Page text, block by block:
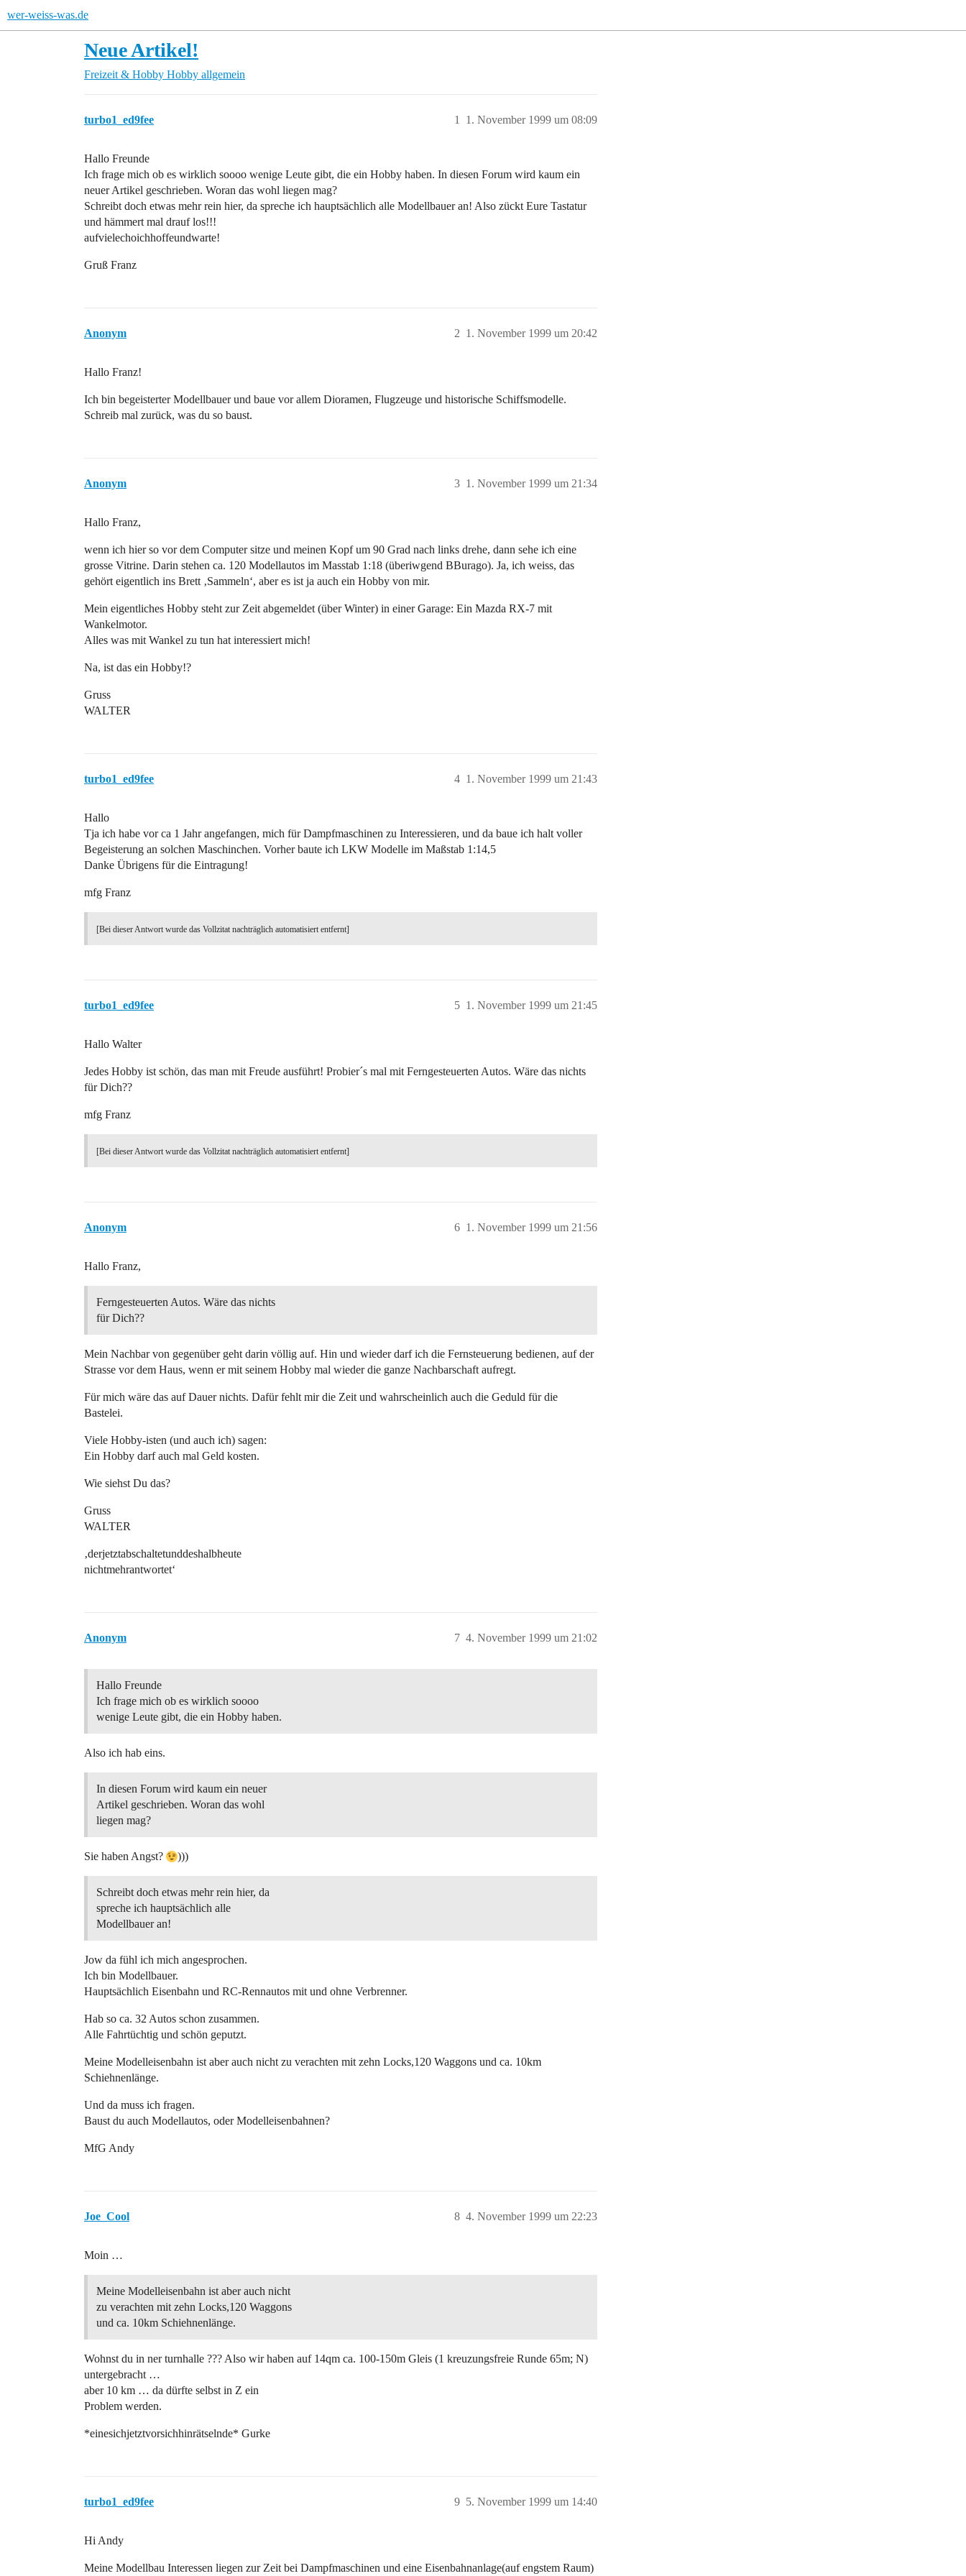
wer-weiss-was.de
Neue Artikel!
Freizeit & Hobby Hobby allgemein
turbo1_ed9fee 1. November 1999 um 08:09
1
Hallo Freunde
Ich frage mich ob es wirklich soooo wenige Leute gibt, die ein Hobby haben. In diesen Forum wird kaum ein
neuer Artikel geschrieben. Woran das wohl liegen mag?
Schreibt doch etwas mehr rein hier, da spreche ich hauptsächlich alle Modellbauer an! Also zückt Eure Tastatur
und hämmert mal drauf los!!!
aufvielechoichhoffeundwarte!
Gruß Franz
Anonym 1. November 1999 um 20:42
2
Hallo Franz!
Ich bin begeisterter Modellbauer und baue vor allem Dioramen, Flugzeuge und historische Schiffsmodelle.
Schreib mal zurück, was du so baust.
Anonym 1. November 1999 um 21:34
3
Hallo Franz,
wenn ich hier so vor dem Computer sitze und meinen Kopf um 90 Grad nach links drehe, dann sehe ich eine
grosse Vitrine. Darin stehen ca. 120 Modellautos im Masstab 1:18 (überiwgend BBurago). Ja, ich weiss, das
gehört eigentlich ins Brett ‚Sammeln‘, aber es ist ja auch ein Hobby von mir.
Mein eigentliches Hobby steht zur Zeit abgemeldet (über Winter) in einer Garage: Ein Mazda RX-7 mit
Wankelmotor.
Alles was mit Wankel zu tun hat interessiert mich!
Na, ist das ein Hobby!?
Gruss
WALTER
turbo1_ed9fee 1. November 1999 um 21:43
4
Hallo
Tja ich habe vor ca 1 Jahr angefangen, mich für Dampfmaschinen zu Interessieren, und da baue ich halt voller
Begeisterung an solchen Maschinchen. Vorher baute ich LKW Modelle im Maßstab 1:14,5
Danke Übrigens für die Eintragung!
mfg Franz
[Bei dieser Antwort wurde das Vollzitat nachträglich automatisiert entfernt]
turbo1_ed9fee 1. November 1999 um 21:45
5
Hallo Walter
Jedes Hobby ist schön, das man mit Freude ausführt! Probier´s mal mit Ferngesteuerten Autos. Wäre das nichts
für Dich??
mfg Franz
[Bei dieser Antwort wurde das Vollzitat nachträglich automatisiert entfernt]
Anonym 1. November 1999 um 21:56
6
Hallo Franz,
Ferngesteuerten Autos. Wäre das nichts
für Dich??
Mein Nachbar von gegenüber geht darin völlig auf. Hin und wieder darf ich die Fernsteuerung bedienen, auf der
Strasse vor dem Haus, wenn er mit seinem Hobby mal wieder die ganze Nachbarschaft aufregt.
Für mich wäre das auf Dauer nichts. Dafür fehlt mir die Zeit und wahrscheinlich auch die Geduld für die
Bastelei.
Viele Hobby-isten (und auch ich) sagen:
Ein Hobby darf auch mal Geld kosten.
Wie siehst Du das?
Gruss
WALTER
‚derjetztabschaltetunddeshalbheute
nichtmehrantwortet‘
Anonym 4. November 1999 um 21:02
7
Hallo Freunde
Ich frage mich ob es wirklich soooo
wenige Leute gibt, die ein Hobby haben.
Also ich hab eins.
In diesen Forum wird kaum ein neuer
Artikel geschrieben. Woran das wohl
liegen mag?
Sie haben Angst? )))
Schreibt doch etwas mehr rein hier, da
spreche ich hauptsächlich alle
Modellbauer an!
Jow da fühl ich mich angesprochen.
Ich bin Modellbauer.
Hauptsächlich Eisenbahn und RC-Rennautos mit und ohne Verbrenner.
Hab so ca. 32 Autos schon zusammen.
Alle Fahrtüchtig und schön geputzt.
Meine Modelleisenbahn ist aber auch nicht zu verachten mit zehn Locks,120 Waggons und ca. 10km
Schiehnenlänge.
Und da muss ich fragen.
Baust du auch Modellautos, oder Modelleisenbahnen?
MfG Andy
Joe_Cool 4. November 1999 um 22:23
8
Moin …
Meine Modelleisenbahn ist aber auch nicht
zu verachten mit zehn Locks,120 Waggons
und ca. 10km Schiehnenlänge.
Wohnst du in ner turnhalle ??? Also wir haben auf 14qm ca. 100-150m Gleis (1 kreuzungsfreie Runde 65m; N)
untergebracht …
aber 10 km … da dürfte selbst in Z ein
Problem werden.
*einesichjetztvorsichhinrätselnde* Gurke
turbo1_ed9fee 5. November 1999 um 14:40
9
Hi Andy
Meine Modellbau Interessen liegen zur Zeit bei Dampfmaschinen und eine Eisenbahnanlage(auf engstem Raum)